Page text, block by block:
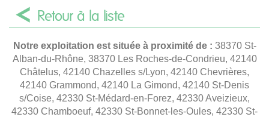
Retour à la liste
Notre exploitation est située à proximité de : 38370 St-
Alban-du-Rhône, 38370 Les Roches-de-Condrieu, 42140
Châtelus, 42140 Chazelles s/Lyon, 42140 Chevrières,
42140 Grammond, 42140 La Gimond, 42140 St-Denis
s/Coise, 42330 St-Médard-en-Forez, 42330 Aveizieux,
42330 Chamboeuf, 42330 St-Bonnet-les-Oules, 42330 St-